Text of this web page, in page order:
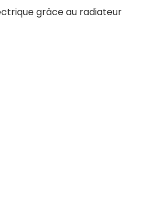
grâce au radiateur